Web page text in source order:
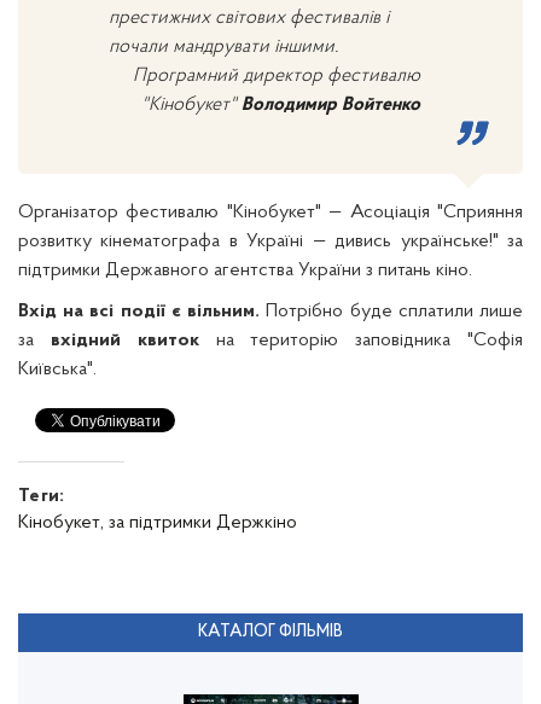
престижних світових фестивалів і
почали мандрувати іншими.
Програмний директор фестивалю
"Кінобукет" Володимир Войтенко
Організатор фестивалю "Кінобукет" — Асоціація "Сприяння
розвитку кінематографа в Україні — дивись українське!" за
підтримки Державного агентства України з питань кіно.
Вхід на всі події є вільним. Потрібно буде сплатили лише
за вхідний квитокна територію заповідника "Софія
Київська".
Теги:
Кінобукет, за підтримки Держкіно
КАТАЛОГ ФІЛЬМІВ